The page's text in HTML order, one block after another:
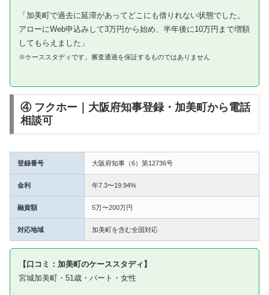
「加美町で過去に延滞があってどこにも借りれない状態でした。
アローにWeb申込みして3万円から始め、半年後に10万円まで増額
してもらえました」
※ケーススタディです。審査通過を保証するものではありません
④ フクホー｜大阪府知事登録・加美町から電話
相談可
登録番号 大阪府知事（6）第12736号
金利 年7.3〜19.94%
融資額 5万〜200万円
対応地域 加美町を含む全国対応
【口コミ：加美町のケーススタディ】
宮城加美町・51歳・パート・女性